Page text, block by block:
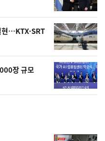
현…KTX·SRT
장 규모